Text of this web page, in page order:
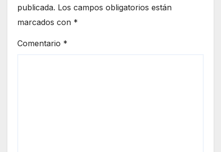
publicada. Los campos obligatorios están
marcados con *
Comentario *